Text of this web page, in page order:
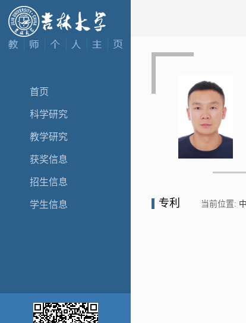
首页
科学研究
教学研究
获奖信息
招生信息
学生信息 专利 当前位置: